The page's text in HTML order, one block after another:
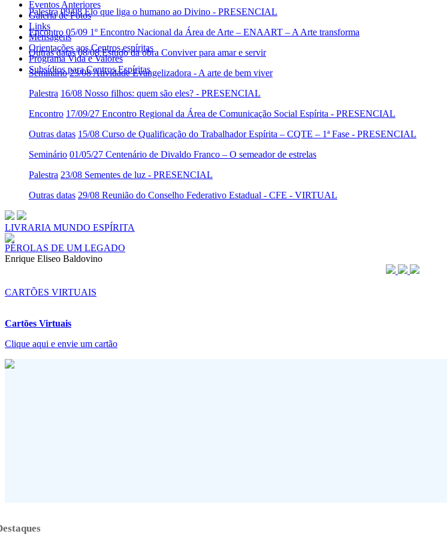
Eventos Anteriores
Galeria de Fotos
Links
Mensagens
Orientações aos Centros espíritas
Programa Vida e Valores
Subsídios para Centros Espíritas
Palestra 09/08 Elo que liga o humano ao Divino - PRESENCIAL
Encontro 05/09 1º Encontro Nacional da Área de Arte – ENAART – A Arte transforma
Outras datas 08/08 Estudo da obra Conviver para amar e servir
Seminário 23/08 Atividade Evangelizadora - A arte de bem viver
Palestra 16/08 Nosso filhos: quem são eles? - PRESENCIAL
Encontro 17/09/27 Encontro Regional da Área de Comunicação Social Espírita - PRESENCIAL
Outras datas 15/08 Curso de Qualificação do Trabalhador Espírita – CQTE – 1ª Fase - PRESENCIAL
Seminário 01/05/27 Centenário de Divaldo Franco – O semeador de estrelas
Palestra 23/08 Sementes de luz - PRESENCIAL
Outras datas 29/08 Reunião do Conselho Federativo Estadual - CFE - VIRTUAL
LIVRARIA MUNDO ESPÍRITA
PÉROLAS DE UM LEGADO
Enrique Eliseo Baldovino
CARTÕES VIRTUAIS
Cartões Virtuais
Clique aqui e envie um cartão